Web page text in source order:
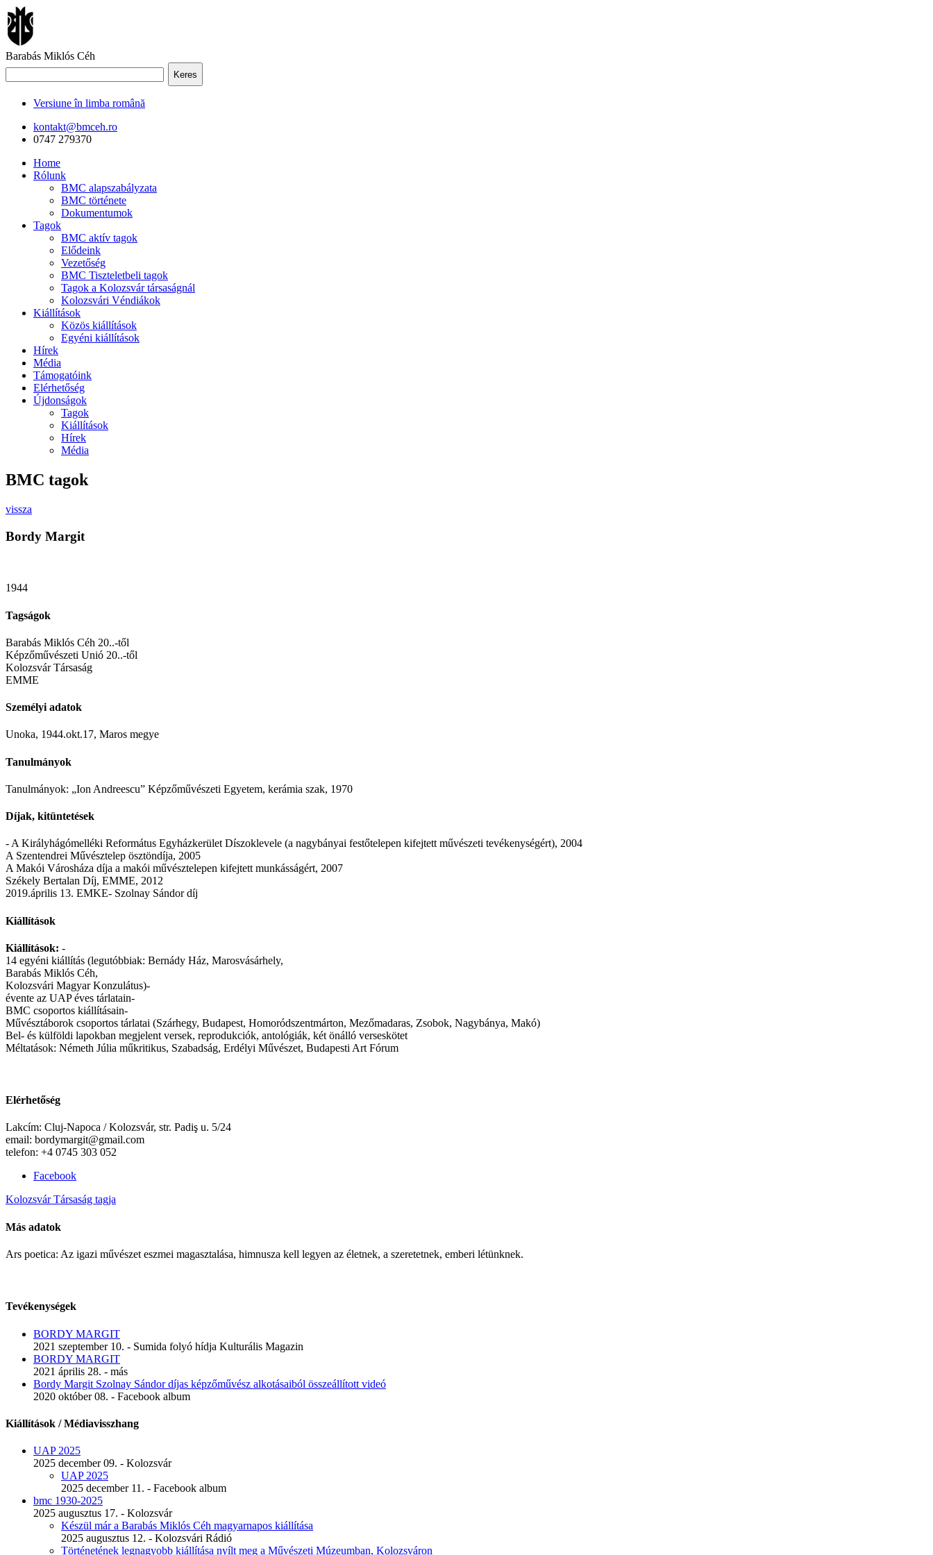
Barabás Miklós Céh
Keres
Versiune în limba română
kontakt@bmceh.ro
0747 279370
Home
Rólunk
BMC alapszabályzata
BMC története
Dokumentumok
Tagok
BMC aktív tagok
Elődeink
Vezetőség
BMC Tiszteletbeli tagok
Tagok a Kolozsvár társaságnál
Kolozsvári Véndiákok
Kiállítások
Közös kiállítások
Egyéni kiállítások
Hírek
Média
Támogatóink
Elérhetőség
Újdonságok
Tagok
Kiállítások
Hírek
Média
BMC tagok
vissza
Bordy Margit
1944
Tagságok
Barabás Miklós Céh 20..-től
Képzőművészeti Unió 20..-től
Kolozsvár Társaság
EMME
Személyi adatok
Unoka, 1944.okt.17, Maros megye
Tanulmányok
Tanulmányok: „Ion Andreescu” Képzőművészeti Egyetem, kerámia szak, 1970
Díjak, kitüntetések
- A Királyhágómelléki Református Egyházkerület Díszoklevele (a nagybányai festőtelepen kifejtett művészeti tevékenységért), 2004
A Szentendrei Művésztelep ösztöndíja, 2005
A Makói Városháza díja a makói művésztelepen kifejtett munkásságért, 2007
Székely Bertalan Díj, EMME, 2012
2019.április 13. EMKE- Szolnay Sándor díj
Kiállítások
Kiállítások: -
14 egyéni kiállítás (legutóbbiak: Bernády Ház, Marosvásárhely,
Barabás Miklós Céh,
Kolozsvári Magyar Konzulátus)-
évente az UAP éves tárlatain-
BMC csoportos kiállításain-
Művésztáborok csoportos tárlatai (Szárhegy, Budapest, Homoródszentmárton, Mezőmadaras, Zsobok, Nagybánya, Makó)
Bel- és külföldi lapokban megjelent versek, reprodukciók, antológiák, két önálló verseskötet
Méltatások: Németh Júlia műkritikus, Szabadság, Erdélyi Művészet, Budapesti Art Fórum
Elérhetőség
Lakcím: Cluj-Napoca / Kolozsvár, str. Padiş u. 5/24
email: bordymargit@gmail.com
telefon: +4 0745 303 052
Facebook
Kolozsvár Társaság tagja
Más adatok
Ars poetica: Az igazi művészet eszmei magasztalása, himnusza kell legyen az életnek, a szeretetnek, emberi létünknek.
Tevékenységek
BORDY MARGIT
2021 szeptember 10. - Sumida folyó hídja Kulturális Magazin
BORDY MARGIT
2021 április 28. - más
Bordy Margit Szolnay Sándor díjas képzőművész alkotásaiból összeállított videó
2020 október 08. - Facebook album
Kiállítások / Médiavisszhang
UAP 2025
2025 december 09. - Kolozsvár
UAP 2025
2025 december 11. - Facebook album
bmc 1930-2025
2025 augusztus 17. - Kolozsvár
Készül már a Barabás Miklós Céh magyarnapos kiállítása
2025 augusztus 12. - Kolozsvári Rádió
Történetének legnagyobb kiállítása nyílt meg a Művészeti Múzeumban, Kolozsváron